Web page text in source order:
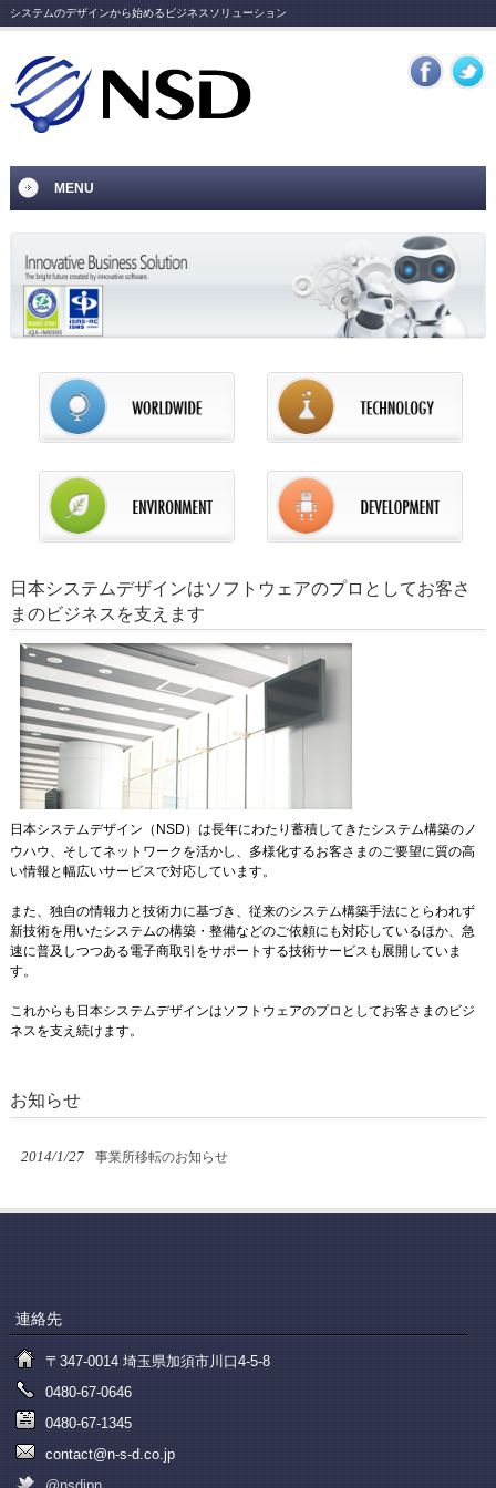
システムのデザインから始めるビジネスソリューション
MENU
日本システムデザインはソフトウェアのプロとしてお客さ
まのビジネスを支えます
日本システムデザイン（NSD）は長年にわたり蓄積してきたシステム構築のノ
ウハウ、そしてネットワークを活かし、多様化するお客さまのご要望に質の高
い情報と幅広いサービスで対応しています。
また、独自の情報力と技術力に基づき、従来のシステム構築手法にとらわれず
新技術を用いたシステムの構築・整備などのご依頼にも対応しているほか、急
速に普及しつつある電子商取引をサポートする技術サービスも展開していま
す。
これからも日本システムデザインはソフトウェアのプロとしてお客さまのビジ
ネスを支え続けます。
お知らせ
2014/1/27 事業所移転のお知らせ
連絡先
〒347-0014 埼玉県加須市川口4-5-8
0480-67-0646
0480-67-1345
contact@n-s-d.co.jp